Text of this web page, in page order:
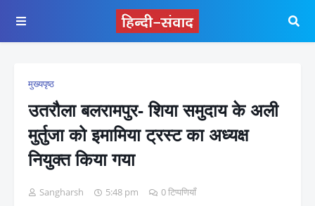
मुख्यपृष्ठ
उतरौला बलरामपुर- शिया समुदाय के अली
मुर्तुजा को इमामिया ट्रस्ट का अध्यक्ष
नियुक्त किया गया
Sangharsh 5:48 pm 0 टिप्पणियाँ